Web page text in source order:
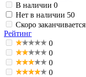
В наличии 0
Нет в наличии 50
Скоро заканчивается
Рейтинг
0
0
0
0